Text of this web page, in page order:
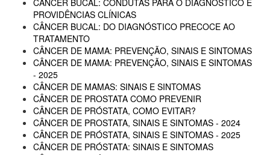
CÂNCER BUCAL: CONDUTAS PARA O DIAGNÓSTICO E
PROVIDÊNCIAS CLÍNICAS
CÂNCER BUCAL: DO DIAGNÓSTICO PRECOCE AO
TRATAMENTO
CÂNCER DE MAMA: PREVENÇÃO, SINAIS E SINTOMAS
CÂNCER DE MAMA: PREVENÇÃO, SINAIS E SINTOMAS
- 2025
CÂNCER DE MAMAS: SINAIS E SINTOMAS
CÂNCER DE PROSTATA COMO PREVENIR
CÂNCER DE PRÓSTATA, COMO EVITAR?
CÂNCER DE PROSTATA, SINAIS E SINTOMAS - 2024
CÂNCER DE PRÓSTATA, SINAIS E SINTOMAS - 2025
CÂNCER DE PRÓSTATA: SINAIS E SINTOMAS